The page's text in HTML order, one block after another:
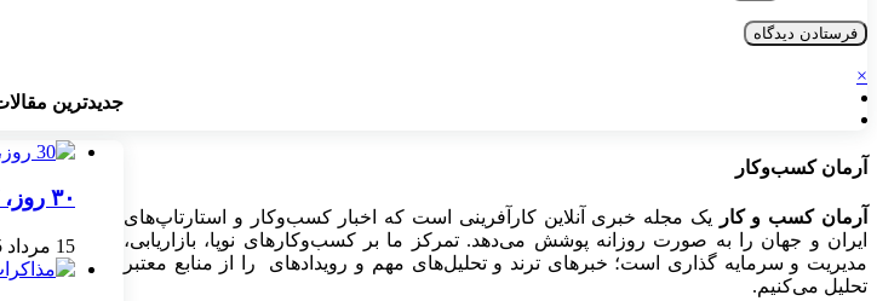
جدیدترین
۳۰ روز، ۷ اقدام ساده | نقشه راهی برای رشد یک کسب‌وکار اینترنتی
15 مرداد 1405
×
آرمان کسب‌وکار
آرمان کسب و کار
یک مجله خبری آنلاین کارآفرینی است که اخبار کسب‌وکار و استارتاپ‌های
ایران و جهان را به صورت روزانه پوشش می‌دهد. تمرکز ما بر کسب‌وکارهای نوپا، بازاریابی،
مدیریت و سرمایه گذاری است؛ خبرهای ترند و تحلیل‌های مهم و رویدادهای را از منابع معتبر
تحلیل می‌کنیم.